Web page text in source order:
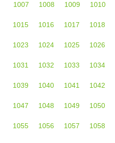
1007 1008 1009 1010
1015 1016 1017 1018
1023 1024 1025 1026
1031 1032 1033 1034
1039 1040 1041 1042
1047 1048 1049 1050
1055 1056 1057 1058